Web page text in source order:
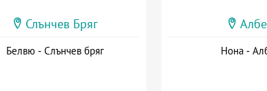
Слънчев Бряг
Белвю - Слънчев бряг Нона -